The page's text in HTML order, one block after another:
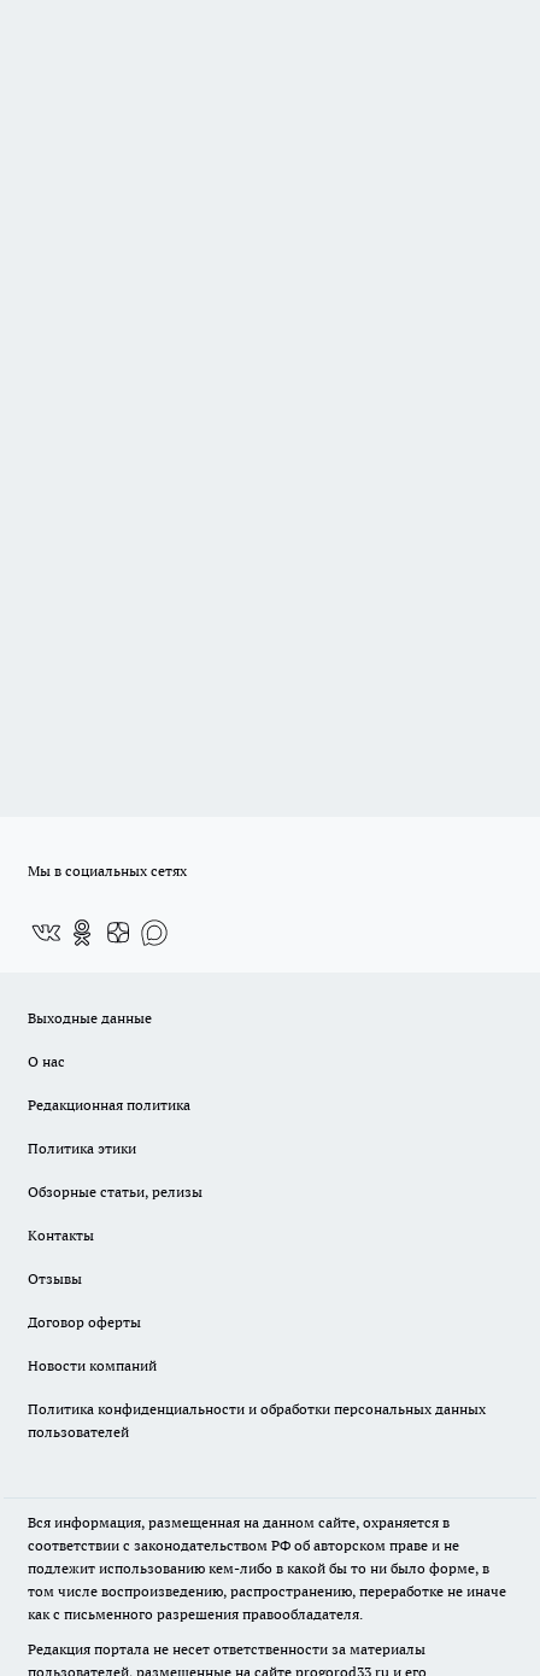
Мы в социальных сетях
Выходные данные
О нас
Редакционная политика
Политика этики
Обзорные статьи, релизы
Контакты
Отзывы
Договор оферты
Новости компаний
Политика конфиденциальности и обработки персональных данных
пользователей
Вся информация, размещенная на данном сайте, охраняется в
соответствии с законодательством РФ об авторском праве и не
подлежит использованию кем-либо в какой бы то ни было форме, в
том числе воспроизведению, распространению, переработке не иначе
как с письменного разрешения правообладателя.
Редакция портала не несет ответственности за материалы
пользователей, размещенные на сайте progorod33.ru и его